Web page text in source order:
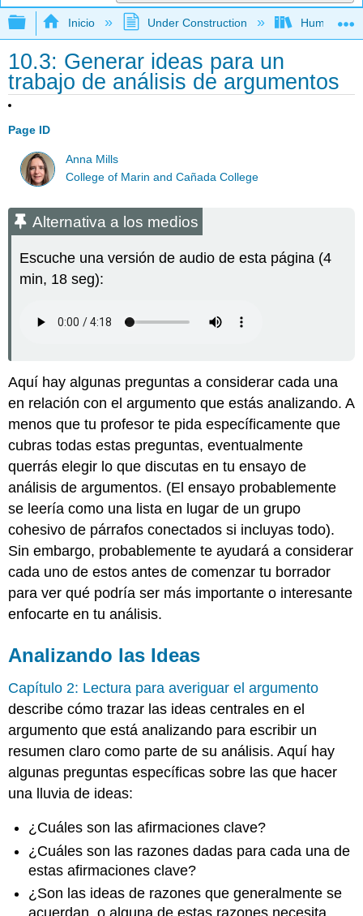
Expandir/contraer jerarquía global
Inicio Under Construction
10.3: Generar ideas para un
trabajo de análisis de argumentos
Page ID
Anna Mills
College of Marin and Cañada College
Alternativa a los medios
Escuche una versión de audio de esta página (4
min, 18 seg):
Aquí hay algunas preguntas a considerar cada una
en relación con el argumento que estás analizando. A
menos que tu profesor te pida específicamente que
cubras todas estas preguntas, eventualmente
querrás elegir lo que discutas en tu ensayo de
análisis de argumentos. (El ensayo probablemente
se leería como una lista en lugar de un grupo
cohesivo de párrafos conectados si incluyas todo).
Sin embargo, probablemente te ayudará a considerar
cada uno de estos antes de comenzar tu borrador
para ver qué podría ser más importante o interesante
enfocarte en tu análisis.
Analizando las Ideas
Capítulo 2: Lectura para averiguar el argumento
describe cómo trazar las ideas centrales en el
argumento que está analizando para escribir un
resumen claro como parte de su análisis. Aquí hay
algunas preguntas específicas sobre las que hacer
una lluvia de ideas:
¿Cuáles son las afirmaciones clave?
¿Cuáles son las razones dadas para cada una de
estas afirmaciones clave?
¿Son las ideas de razones que generalmente se
acuerdan, o alguna de estas razones necesita